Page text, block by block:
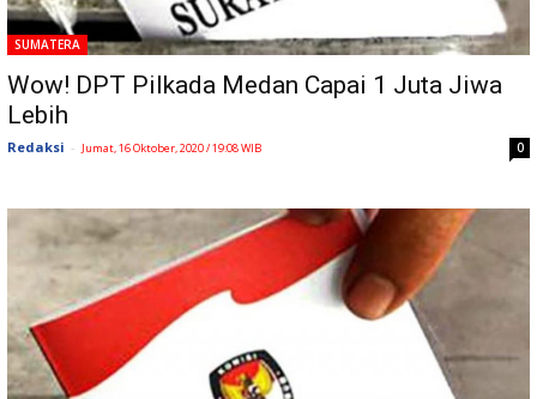
SUMATERA
Wow! DPT Pilkada Medan Capai 1 Juta Jiwa
Lebih
Redaksi - Jumat, 16 Oktober, 2020 / 19:08 WIB 0